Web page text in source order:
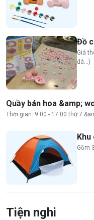
Đồ
Giá
đá...)
Quầy bán hoa &amp;
Thời gian: 9:00 - 17:00 thứ 7
Khu
Gồm
Tiện nghi